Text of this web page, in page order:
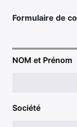
Formulaire de
NOM et Prénom
Société